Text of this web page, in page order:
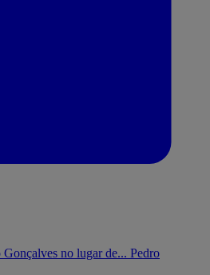
no lugar de... Pedro